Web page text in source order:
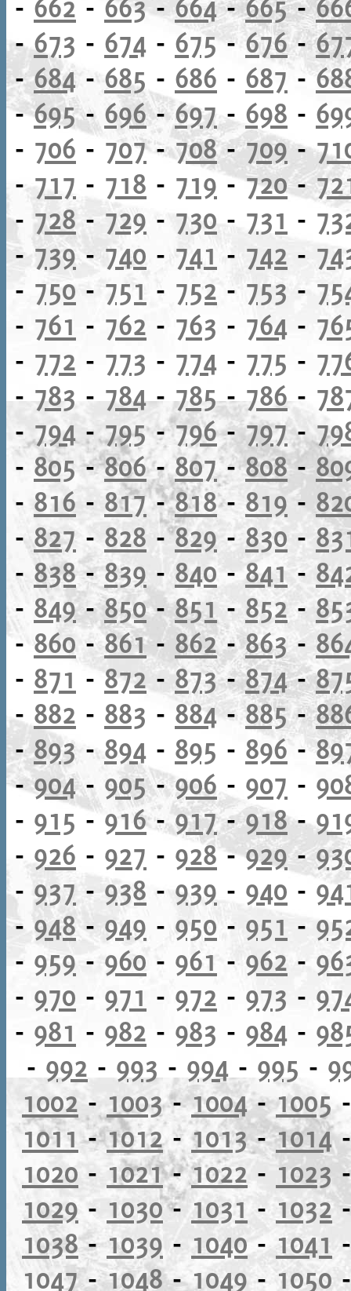
-673 - 674 - 675-676-
-684-685 - 686 - 687 -
-695- 696-697- 698 -
- 706 - 707-708-709-
-717 - 718 - 719-720-
- 728 -729 - 730 - 731 -
-739-740 - 741 - 742 -
- 750 - 751 - 752 - 753 -
- 761 - 762 - 763 - 764 -
- 772 - 773 - 774 - 775 -
-783 -784-785-786-
- 794 -795-796-797-
- 805-806-807-808-
- 816 - 817-818- 819-
-827 -828 -829- 830 -
- 838-839 - 840-841 -
- 849-850-851 - 852 -
- 860 -861- 862-863-
- 871 -872 -873-874-
- 882 - 883 - 884-885-
-893-894 - 895 - 896-
-904- 905-906 - 907 -
- 915 -916-917-918-
- 926 - 927 - 928-929-
- 937 -938 - 939 - 940 -
-948- 949 - 950 - 951 -
- 959 - 960 - 961 - 962 -
- 970 - 971 - 972 - 973 -
- 981 - 982 - 983 - 984 -
- 992 - 993 - 994 - 995 -
1002 - 1003-1004-1005
1011-1012-1013-1014
1020 - 1021-1022 - 1023
1029 - 1030-1031 - 1032
1038-1039 - 1040-1041
1047-1048-1049-1050